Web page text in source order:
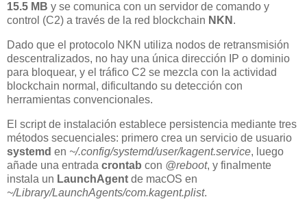
15.5 MB y se comunica con un servidor de comando y
control (C2) a través de la red blockchain NKN .
Dado que el protocolo NKN utiliza nodos de retransmisión
descentralizados, no hay una única dirección IP o dominio
para bloquear, y el tráfico C2 se mezcla con la actividad
blockchain normal, dificultando su detección con
herramientas convencionales.
El script de instalación establece persistencia mediante tres
métodos secuenciales: primero crea un servicio de usuario
systemd en ~/.config/systemd/user/kagent.service, luego
añade una entrada crontab con @reboot, y finalmente
instala un LaunchAgent de macOS en
~/Library/LaunchAgents/com.kagent.plist.